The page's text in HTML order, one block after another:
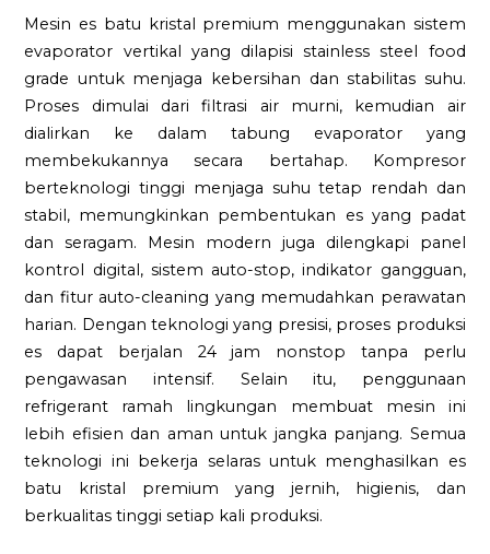
Mesin es batu kristal premium menggunakan sistem
evaporator vertikal yang dilapisi stainless steel food
grade untuk menjaga kebersihan dan stabilitas suhu.
Proses dimulai dari filtrasi air murni, kemudian air
dialirkan ke dalam tabung evaporator yang
membekukannya secara bertahap. Kompresor
berteknologi tinggi menjaga suhu tetap rendah dan
stabil, memungkinkan pembentukan es yang padat
dan seragam. Mesin modern juga dilengkapi panel
kontrol digital, sistem auto-stop, indikator gangguan,
dan fitur auto-cleaning yang memudahkan perawatan
harian. Dengan teknologi yang presisi, proses produksi
es dapat berjalan 24 jam nonstop tanpa perlu
pengawasan intensif. Selain itu, penggunaan
refrigerant ramah lingkungan membuat mesin ini
lebih efisien dan aman untuk jangka panjang. Semua
teknologi ini bekerja selaras untuk menghasilkan es
batu kristal premium yang jernih, higienis, dan
berkualitas tinggi setiap kali produksi.